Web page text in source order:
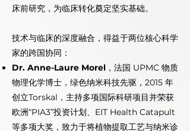
床前研究，为临床转化奠定坚实基础​。
技术与临床的深度融合，得益于两位核心科学
家的跨国协同：
Dr. Anne-Laure Morel ，法国 UPMC 物质
物理化学博士，绿色纳米科技先驱，2015 年
创立Torskal，主持多项国际科研项目并荣获
欧洲“PIA3”投资计划、EIT Health Catapult
等多项大奖，致力于将植物提取工艺与纳米诊